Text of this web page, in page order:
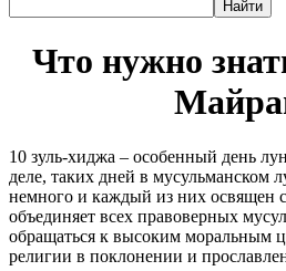
Что нужно
10 зуль-хиджа – особенный день
деле, таких дней в мусульманском
немного и каждый из них освящен
объединяет всех правоверных
обращаться к высоким моральным
религии в поклонении и